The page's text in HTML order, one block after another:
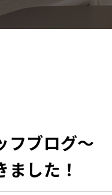
フブログ～
ました！